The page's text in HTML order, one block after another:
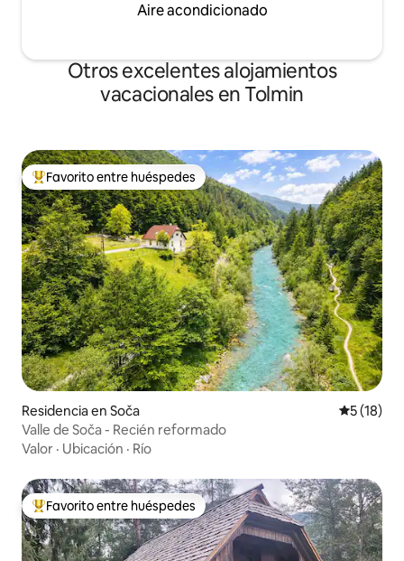
disfrutar de los festivales locales que
ofrecen una variedad de gustos
Aire acondicionado
Otros excelentes alojamientos
vacacionales en Tolmin
De los mejores en Favorito entre huéspedes
Favorito entre huéspedes
Residencia en Soča
5 (18)
Valle de Soča - Recién reformado
Valor · Ubicación · Río
De los mejores en Favorito entre huéspedes
Favorito entre huéspedes